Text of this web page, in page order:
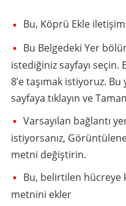
Bu, Köprü Ekle
Bu Belgedeki Yer
istediğiniz sayfayı seçin.
8’e taşımak istiyoruz.
sayfaya tıklayın ve
Varsayılan bağlantı
istiyorsanız,
metni değiştirin.
Bu, belirtilen hücreye
metnini ekler